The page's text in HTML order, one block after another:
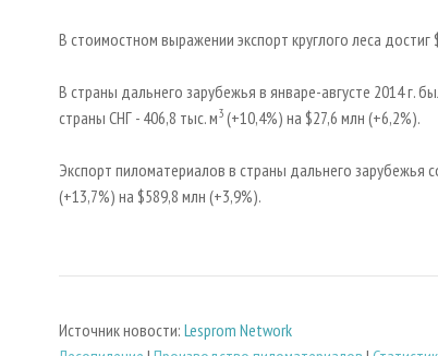
В стоимостном выражении экспорт круглого леса
В страны дальнего зарубежья в январе-августе 2014 г.
страны СНГ - 406,8 тыс. м3 (+10,4%) на $27,6 млн (+6,2%).
Экспорт пиломатериалов в страны дальнего зарубежья
(+13,7%) на $589,8 млн (+3,9%).
Источник новости: Lesprom Network